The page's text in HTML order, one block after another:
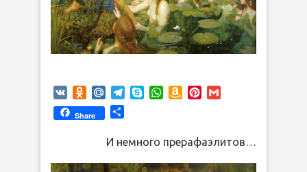
VK Odnoklassniki
Mail.RuTelegram
SkypeWhatsApp
AmazonPinterest
Share
И немного прерафаэлитов…